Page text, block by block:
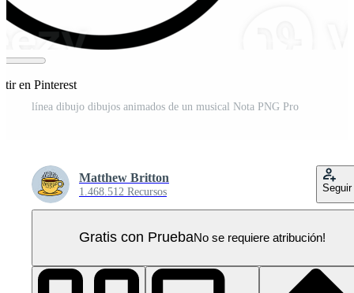
en Pinterest
línea dibujo dibujos animados de un musical Nota PNG Pro
Matthew Britton
1.468.512 Recursos Seguir
Gratis con PruebaNo se requiere atribución!